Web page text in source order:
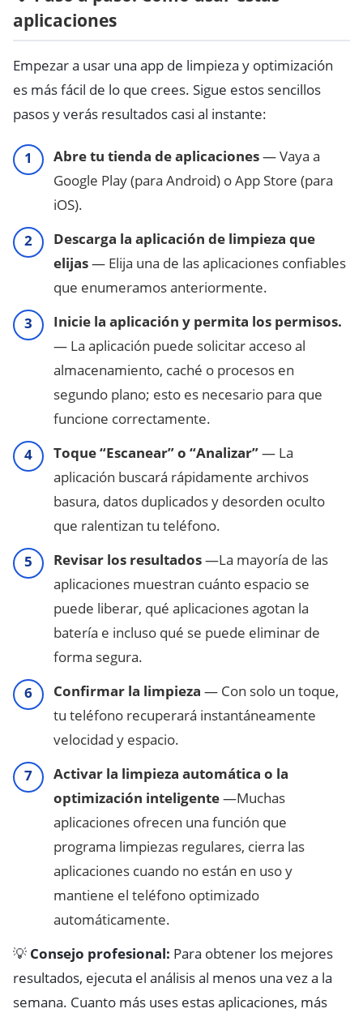
aplicaciones
Empezar a usar una app de limpieza y optimización
es más fácil de lo que crees. Sigue estos sencillos
pasos y verás resultados casi al instante:
Abre tu tienda de aplicaciones— Vaya a
Google Play (para Android) o App Store (para
iOS).
Descarga la aplicación de limpieza que
elijas— Elija una de las aplicaciones confiables
que enumeramos anteriormente.
Inicie la aplicación y permita los permisos.
— La aplicación puede solicitar acceso al
almacenamiento, caché o procesos en
segundo plano; esto es necesario para que
funcione correctamente.
Toque “Escanear” o “Analizar”— La
aplicación buscará rápidamente archivos
basura, datos duplicados y desorden oculto
que ralentizan tu teléfono.
Revisar los resultados—La mayoría de las
aplicaciones muestran cuánto espacio se
puede liberar, qué aplicaciones agotan la
batería e incluso qué se puede eliminar de
forma segura.
Confirmar la limpieza — Con solo un toque,
tu teléfono recuperará instantáneamente
velocidad y espacio.
Activar la limpieza automática o la
optimización inteligente—Muchas
aplicaciones ofrecen una función que
programa limpiezas regulares, cierra las
aplicaciones cuando no están en uso y
mantiene el teléfono optimizado
automáticamente.
💡 Consejo profesional: Para obtener los mejores
resultados, ejecuta el análisis al menos una vez a la
semana. Cuanto más uses estas aplicaciones, más